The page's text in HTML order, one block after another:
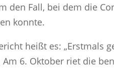
den Fall, bei dem die
konnte.
heißt es: „Erstmals
Am 6. Oktober riet die